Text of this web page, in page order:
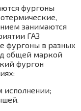
фургоны
занимаются
ГАЗ
фургоны в разных
общей маркой
фургон
исполнении;